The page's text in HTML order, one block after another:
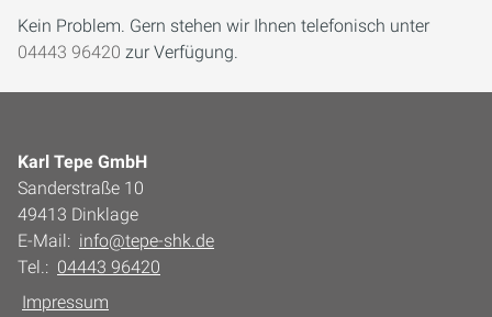
Kein Problem. Gern stehen wir Ihnen telefonisch unter
04443 96420 zur Verfügung.
Karl Tepe GmbH
Sanderstraße 10
49413 Dinklage
E-Mail: info@tepe-shk.de
Tel.: 04443 96420
Impressum